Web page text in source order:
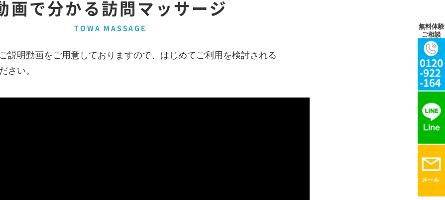
無料体験
ご相談
画で分かる訪問マッサージ
TOWA MASSAGE
説明動画をご用意しておりますので、はじめてご利用を検討される
さい。